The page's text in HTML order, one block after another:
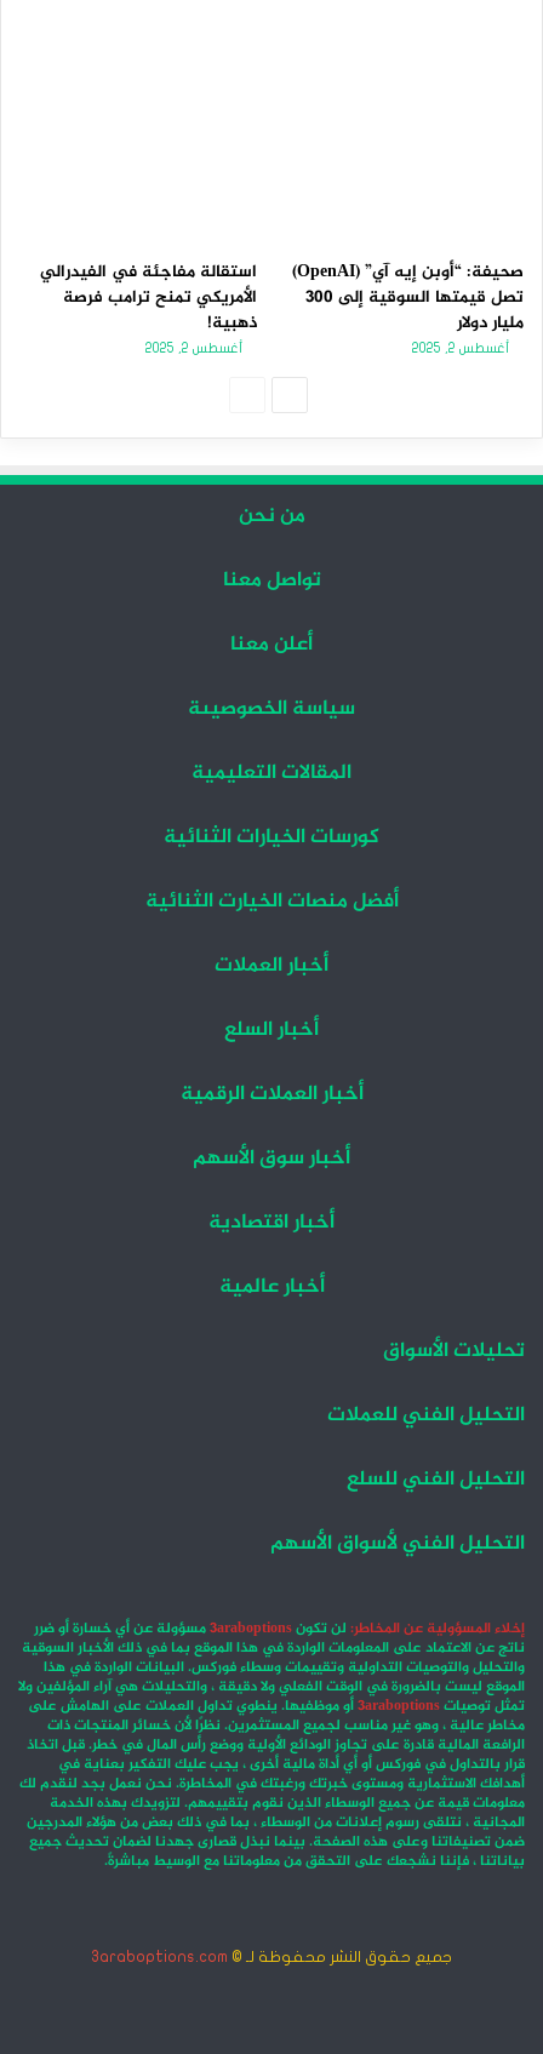
صحيفة: “أوبن إيه آي” (OpenAI)
تصل قيمتها السوقية إلى 300
مليار دولار
أغسطس 2, 2025
استقالة مفاجئة في الفيدرالي
الأمريكي تمنح ترامب فرصة
ذهبية!
أغسطس 2, 2025
من نحن
تواصل معنا
أعلن معنا
سياسة الخصوصيىة
المقالات التعليمية
كورسات الخيارات الثنائية
أفضل منصات الخيارت الثنائية
أخبار العملات
أخبار السلع
أخبار العملات الرقمية
أخبار سوق الأسهم
أخبار اقتصادية
أخبار عالمية
تحليلات الأسواق
التحليل الفني للعملات
التحليل الفني للسلع
التحليل الفني لأسواق الأسهم
إخلاء المسؤولية عن المخاطر: لن تكون3araboptionsمسؤولة عن أي خسارة أو ضرر
ناتج عن الاعتماد على المعلومات الواردة في هذا الموقع بما في ذلك الأخبار السوقية
والتحليل والتوصيات التداولية وتقييمات وسطاء فوركس. البيانات الواردة في هذا
الموقع ليست بالضرورة في الوقت الفعلي ولا دقيقة ، والتحليلات هي آراء المؤلفين ولا
تمثل توصيات3araboptionsأو موظفيها. ينطوي تداول العملات على الهامش على
مخاطر عالية ، وهو غير مناسب لجميع المستثمرين. نظرًا لأن خسائر المنتجات ذات
الرافعة المالية قادرة على تجاوز الودائع الأولية ووضع رأس المال في خطر. قبل اتخاذ
قرار بالتداول في فوركس أو أي أداة مالية أخرى ، يجب عليك التفكير بعناية في
أهدافك الاستثمارية ومستوى خبرتك ورغبتك في المخاطرة. نحن نعمل بجد لنقدم لك
معلومات قيمة عن جميع الوسطاء الذين نقوم بتقييمهم. لتزويدك بهذه الخدمة
المجانية ، نتلقى رسوم إعلانات من الوسطاء ، بما في ذلك بعض من هؤلاء المدرجين
ضمن تصنيفاتنا وعلى هذه الصفحة. بينما نبذل قصارى جهدنا لضمان تحديث جميع
بياناتنا ، فإننا نشجعك على التحقق من معلوماتنا مع الوسيط مباشرةً.
جميع حقوق النشر محفوظة لـ © 3araboptions.com